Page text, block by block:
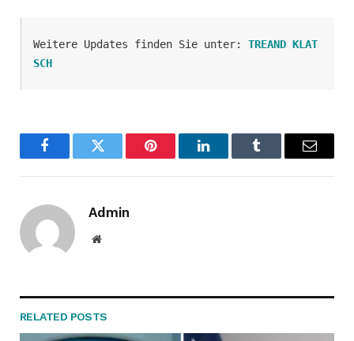
Weitere Updates finden Sie unter: TREAND KLAT
SCH
FacebookTwitter Pinterest LinkedInTumblr Email
Admin
Website
RELATED POSTS